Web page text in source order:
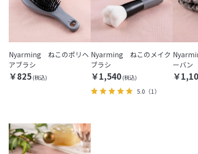
Nyarming ねこのポリヘ
アブラシ
￥825
Nyarming ねこのメイク
ブラシ
￥1,540
5.0 （1）
ーバン
￥